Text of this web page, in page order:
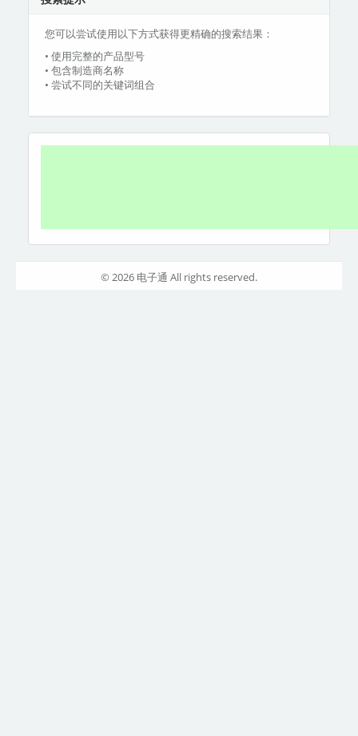
您可以尝试使用以下方式获得更精确的搜索结果：
• 使用完整的产品型号
• 包含制造商名称
• 尝试不同的关键词组合
© 2026 电子通 All rights reserved.